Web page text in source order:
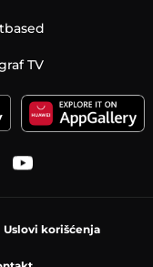
TV
Uslovi korišćenja